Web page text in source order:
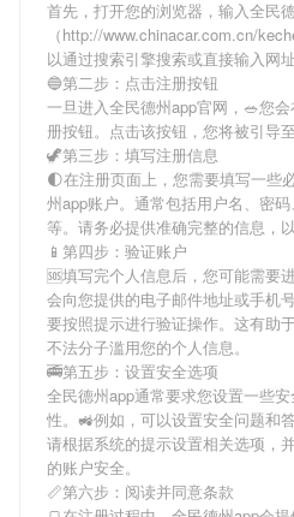
首先，打开您的浏览器，输入全民
（http://www.chinacar.com.cn/
以通过搜索引擎搜索或直接输入网址
🔵第二步：点击注册按钮
一旦进入全民德州app官网，🥗您
册按钮。点击该按钮，您将被引导至
🦖第三步：填写注册信息
🌓在注册页面上，您需要填写一些
州app账户。通常包括用户名、密
等。请务必提供准确完整的信息，
📱第四步：验证账户
🆘填写完个人信息后，您可能需要
会向您提供的电子邮件地址或手机
要按照提示进行验证操作。这有助
不法分子滥用您的个人信息。
🚎第五步：设置安全选项
全民德州app通常要求您设置一些
性。🚜例如，可以设置安全问题和
请根据系统的提示设置相关选项，
的账户安全。
📏第六步：阅读并同意条款